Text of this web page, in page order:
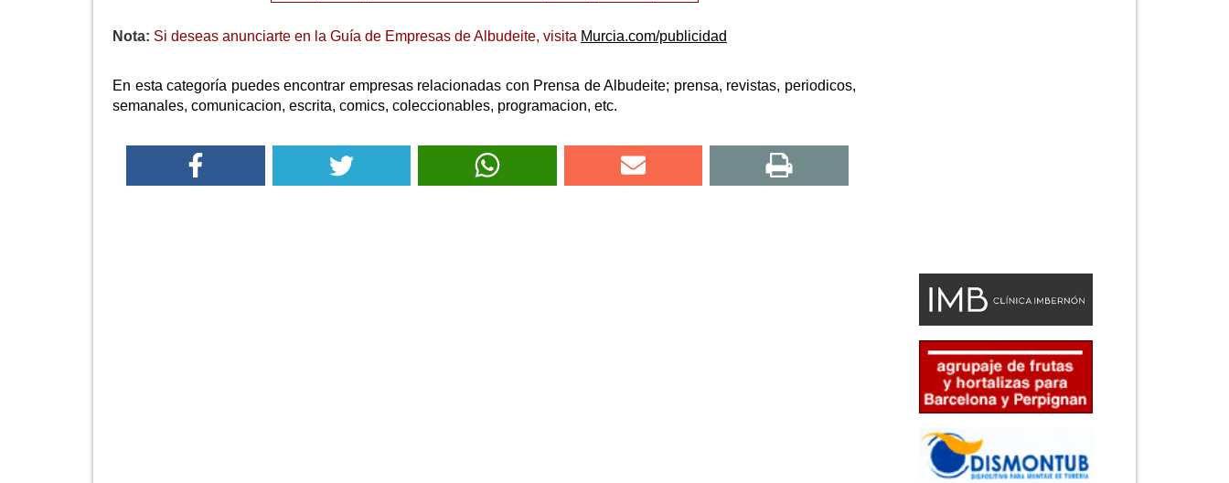
Nota: Si deseas anunciarte en la Guía de Empresas de Albudeite, visita Murcia.com/publicidad
En esta categoría puedes encontrar empresas relacionadas con Prensa de Albudeite; prensa, revistas, periodicos,
semanales, comunicacion, escrita, comics, coleccionables, programacion, etc.